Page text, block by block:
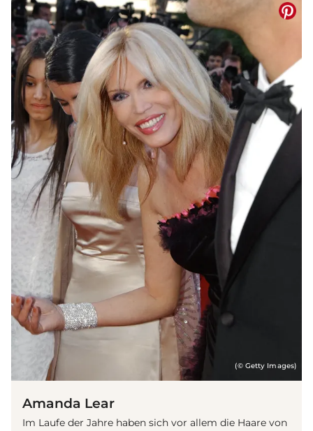
(© Getty Images)
Amanda Lear
Im Laufe der Jahre haben sich vor allem die Haare von